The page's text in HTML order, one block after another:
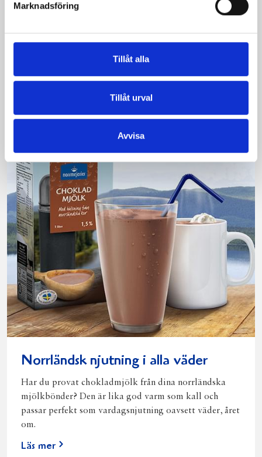
Marknadsföring
Tillåt alla
Tillåt urval
Avvisa
Bäst i test: Norrmejeriers laktosfria
mjölk
Vi kan stolt konstatera att vår laktosfria Mellanmjölk
Läs mer
Norrländsk njutning i alla väder
Har du provat chokladmjölk från dina norrländska
mjölkbönder? Den är lika god varm som kall och
passar perfekt som vardagsnjutning oavsett väder, året
om.
Läs mer